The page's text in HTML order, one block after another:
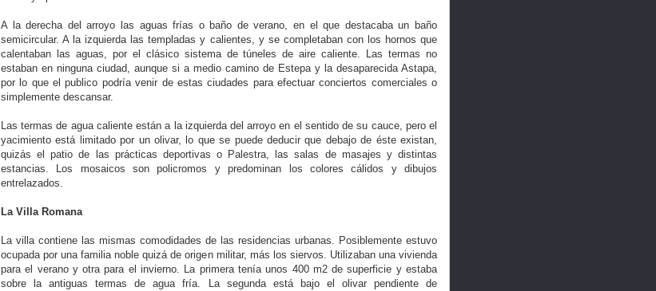
A la derecha del arroyo las aguas frías o baño de verano, en el que destacaba un baño
semicircular. A la izquierda las templadas y calientes, y se completaban con los hornos que
calentaban las aguas, por el clásico sistema de túneles de aire caliente. Las termas no
estaban en ninguna ciudad, aunque si a medio camino de Estepa y la desaparecida Astapa,
por lo que el publico podría venir de estas ciudades para efectuar conciertos comerciales o
simplemente descansar.
Las termas de agua caliente están a la izquierda del arroyo en el sentido de su cauce, pero el
yacimiento está limitado por un olivar, lo que se puede deducir que debajo de éste existan,
quizás el patio de las prácticas deportivas o Palestra, las salas de masajes y distintas
estancias. Los mosaicos son policromos y predominan los colores cálidos y dibujos
entrelazados.
La Villa Romana
La villa contiene las mismas comodidades de las residencias urbanas. Posiblemente estuvo
ocupada por una familia noble quizá de origen militar, más los siervos. Utilizaban una vivienda
para el verano y otra para el invierno. La primera tenía unos 400 m2 de superficie y estaba
sobre la antiguas termas de agua fría. La segunda está bajo el olivar pendiente de